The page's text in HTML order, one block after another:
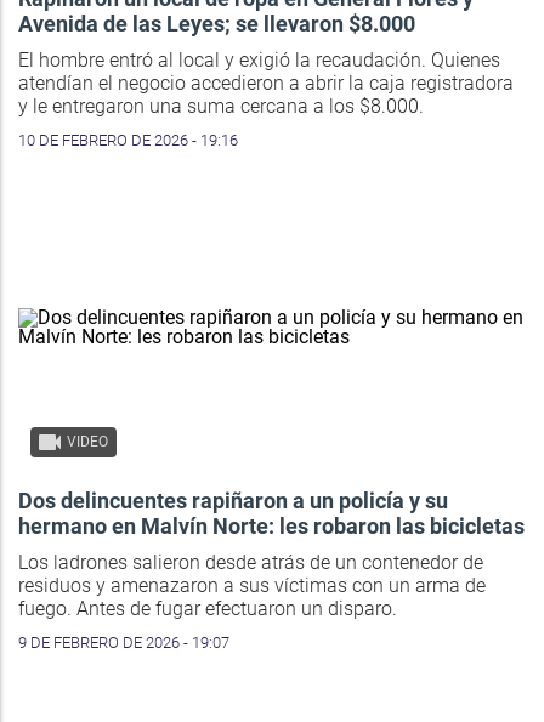
Avenida de las Leyes; se llevaron $8.000
El hombre entró al local y exigió la recaudación. Quienes
atendían el negocio accedieron a abrir la caja registradora
y le entregaron una suma cercana a los $8.000.
10 DE FEBRERO DE 2026 - 19:16
VIDEO
Dos delincuentes rapiñaron a un policía y su
hermano en Malvín Norte: les robaron las bicicletas
Los ladrones salieron desde atrás de un contenedor de
residuos y amenazaron a sus víctimas con un arma de
fuego. Antes de fugar efectuaron un disparo.
9 DE FEBRERO DE 2026 - 19:07